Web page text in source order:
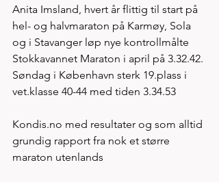
Anita Imsland, hvert år flittig til start på
hel- og halvmaraton på Karmøy, Sola
og i Stavanger løp nye kontrollmålte
Stokkavannet Maraton i april på 3.32.42.
Søndag i København sterk 19.plass i
vet.klasse 40-44 med tiden 3.34.53
Kondis.no med resultater og som alltid
grundig rapport fra nok et større
maraton utenlands